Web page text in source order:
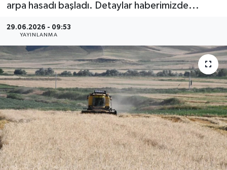
arpa hasadı başladı. Detaylar haberimizde...
29.06.2026 - 09:53
YAYINLANMA
MAGAZİN
ÖZEL HABER
RESMİ İLANLAR
SAĞLIK
SİYASET
SOSYAL YARDIMLAR
SPONSORLU YAZI